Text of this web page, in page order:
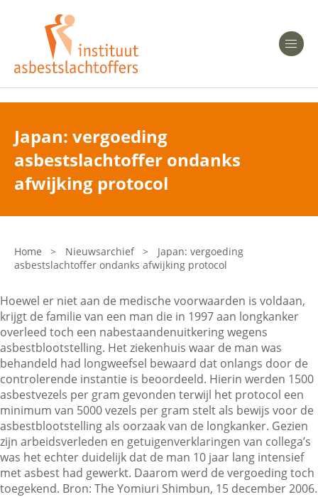
Heeft u Mesothelioom?
Heeft u Asbestose?
Bent u arts?
Bent u werkgever of verzekeraar?
Asbest en Gezondheid
Laatste nieuws
Onze organisatie
Veelgestelde vragen
Contactgegevens
Zoeken
Japan: vergoeding
asbestslachtoffer ondanks
afwijking protocol
Home > Nieuwsarchief >
Japan: vergoeding
asbestslachtoffer ondanks afwijking protocol
Hoewel er niet aan de medische voorwaarden is voldaan,
krijgt de familie van een man die in 1997 aan longkanker
overleed toch een nabestaandenuitkering wegens
asbestblootstelling. Het ziekenhuis waar de man was
behandeld had longweefsel bewaard dat onlangs door de
controlerende instantie is beoordeeld. Hierin werden 1500
asbestvezels per gram gevonden terwijl het protocol een
minimum van 5000 vezels per gram stelt als bewijs voor de
asbestblootstelling als oorzaak van de longkanker. Gezien
zijn arbeidsverleden en getuigenverklaringen van collega’s
was het echter duidelijk dat de man 10 jaar lang intensief
met asbest had gewerkt. Daarom werd de vergoeding toch
toegekend. Bron: The Yomiuri Shimbun, 15 december 2006.